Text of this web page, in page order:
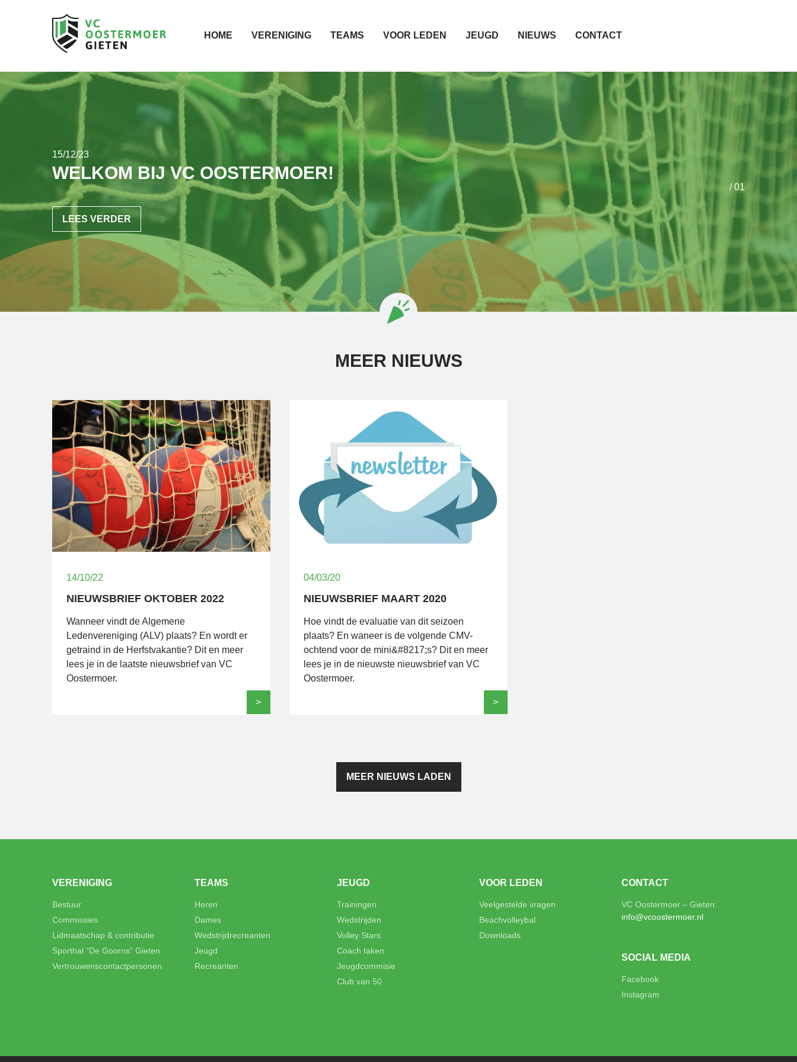
HOME VERENIGING TEAMS VOOR LEDEN JEUGD NIEUWS CONTACT
15/12/23
WELKOM BIJ VC OOSTERMOER!
LEES VERDER
/ 01
MEER NIEUWS
14/10/22
NIEUWSBRIEF OKTOBER 2022
Wanneer vindt de Algemene
Ledenvereniging (ALV) plaats? En wordt er
getraind in de Herfstvakantie? Dit en meer
lees je in de laatste nieuwsbrief van VC
Oostermoer.
>
04/03/20
NIEUWSBRIEF MAART 2020
Hoe vindt de evaluatie van dit seizoen
plaats? En waneer is de volgende CMV-
ochtend voor de mini&#8217;s? Dit en meer
lees je in de nieuwste nieuwsbrief van VC
Oostermoer.
>
MEER NIEUWS LADEN
VERENIGING
Bestuur
Commissies
Lidmaatschap & contributie
Sporthal “De Goorns” Gieten
Vertrouwenscontactpersonen
TEAMS
Heren
Dames
Wedstrijdrecreanten
Jeugd
Recreanten
JEUGD
Trainingen
Wedstrijden
Volley Stars
Coach taken
Jeugdcommisie
Club van 50
VOOR LEDEN
Veelgestelde vragen
Beachvolleybal
Downloads
CONTACT
VC Oostermoer – Gieten:
info@vcoostermoer.nl
SOCIAL MEDIA
Facebook
Instagram